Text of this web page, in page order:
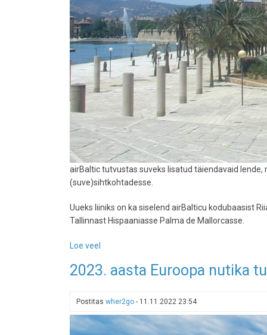
airBaltic tutvustas suveks lisatud täiendavaid
(suve)sihtkohtadesse.
Uueks liiniks on ka siselend airBalticu kodubaasist
Tallinnast Hispaaniasse Palma de Mallorcasse.
Loe veel
kuulutas
uued
suve
2023. aasta Euroopa nutika
Postitas wher2go - 11.11.2022 23:54